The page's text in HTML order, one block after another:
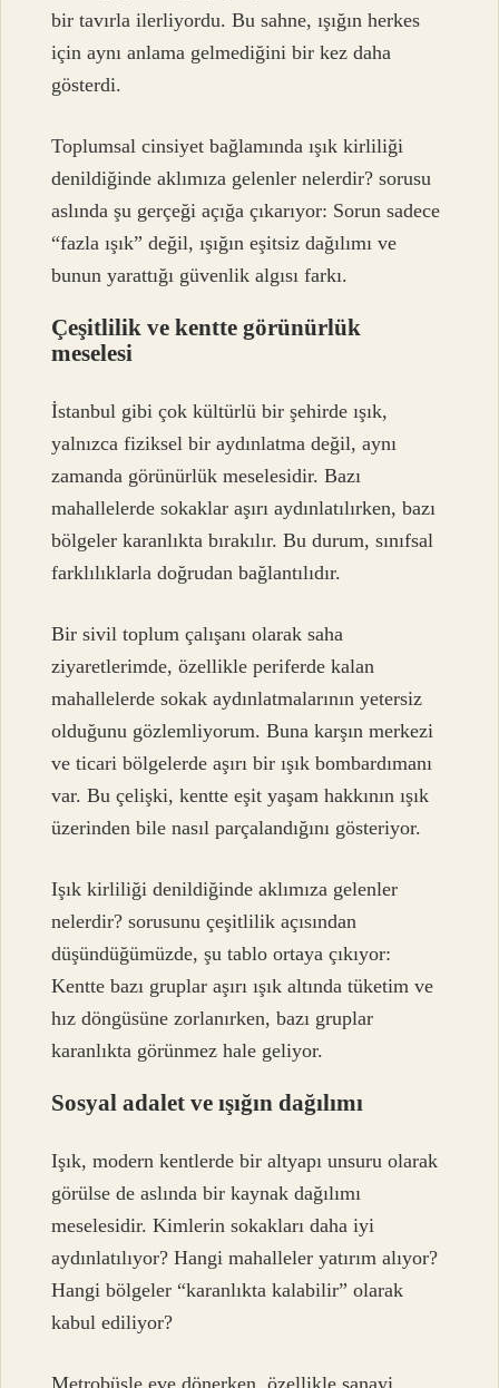
bir tavırla ilerliyordu. Bu sahne, ışığın herkes
için aynı anlama gelmediğini bir kez daha
gösterdi.
Toplumsal cinsiyet bağlamında ışık kirliliği
denildiğinde aklımıza gelenler nelerdir? sorusu
aslında şu gerçeği açığa çıkarıyor: Sorun sadece
“fazla ışık” değil, ışığın eşitsiz dağılımı ve
bunun yarattığı güvenlik algısı farkı.
Çeşitlilik ve kentte görünürlük
meselesi
İstanbul gibi çok kültürlü bir şehirde ışık,
yalnızca fiziksel bir aydınlatma değil, aynı
zamanda görünürlük meselesidir. Bazı
mahallelerde sokaklar aşırı aydınlatılırken, bazı
bölgeler karanlıkta bırakılır. Bu durum, sınıfsal
farklılıklarla doğrudan bağlantılıdır.
Bir sivil toplum çalışanı olarak saha
ziyaretlerimde, özellikle periferde kalan
mahallelerde sokak aydınlatmalarının yetersiz
olduğunu gözlemliyorum. Buna karşın merkezi
ve ticari bölgelerde aşırı bir ışık bombardımanı
var. Bu çelişki, kentte eşit yaşam hakkının ışık
üzerinden bile nasıl parçalandığını gösteriyor.
Işık kirliliği denildiğinde aklımıza gelenler
nelerdir? sorusunu çeşitlilik açısından
düşündüğümüzde, şu tablo ortaya çıkıyor:
Kentte bazı gruplar aşırı ışık altında tüketim ve
hız döngüsüne zorlanırken, bazı gruplar
karanlıkta görünmez hale geliyor.
Sosyal adalet ve ışığın dağılımı
Işık, modern kentlerde bir altyapı unsuru olarak
görülse de aslında bir kaynak dağılımı
meselesidir. Kimlerin sokakları daha iyi
aydınlatılıyor? Hangi mahalleler yatırım alıyor?
Hangi bölgeler “karanlıkta kalabilir” olarak
kabul ediliyor?